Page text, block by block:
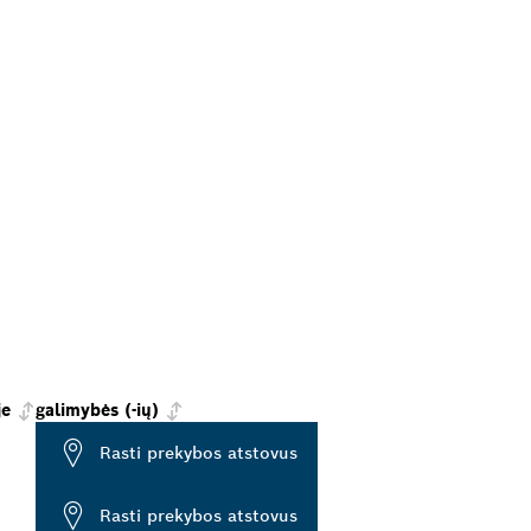
galimybės (-ių)
Rasti prekybos atstovus
Rasti prekybos atstovus